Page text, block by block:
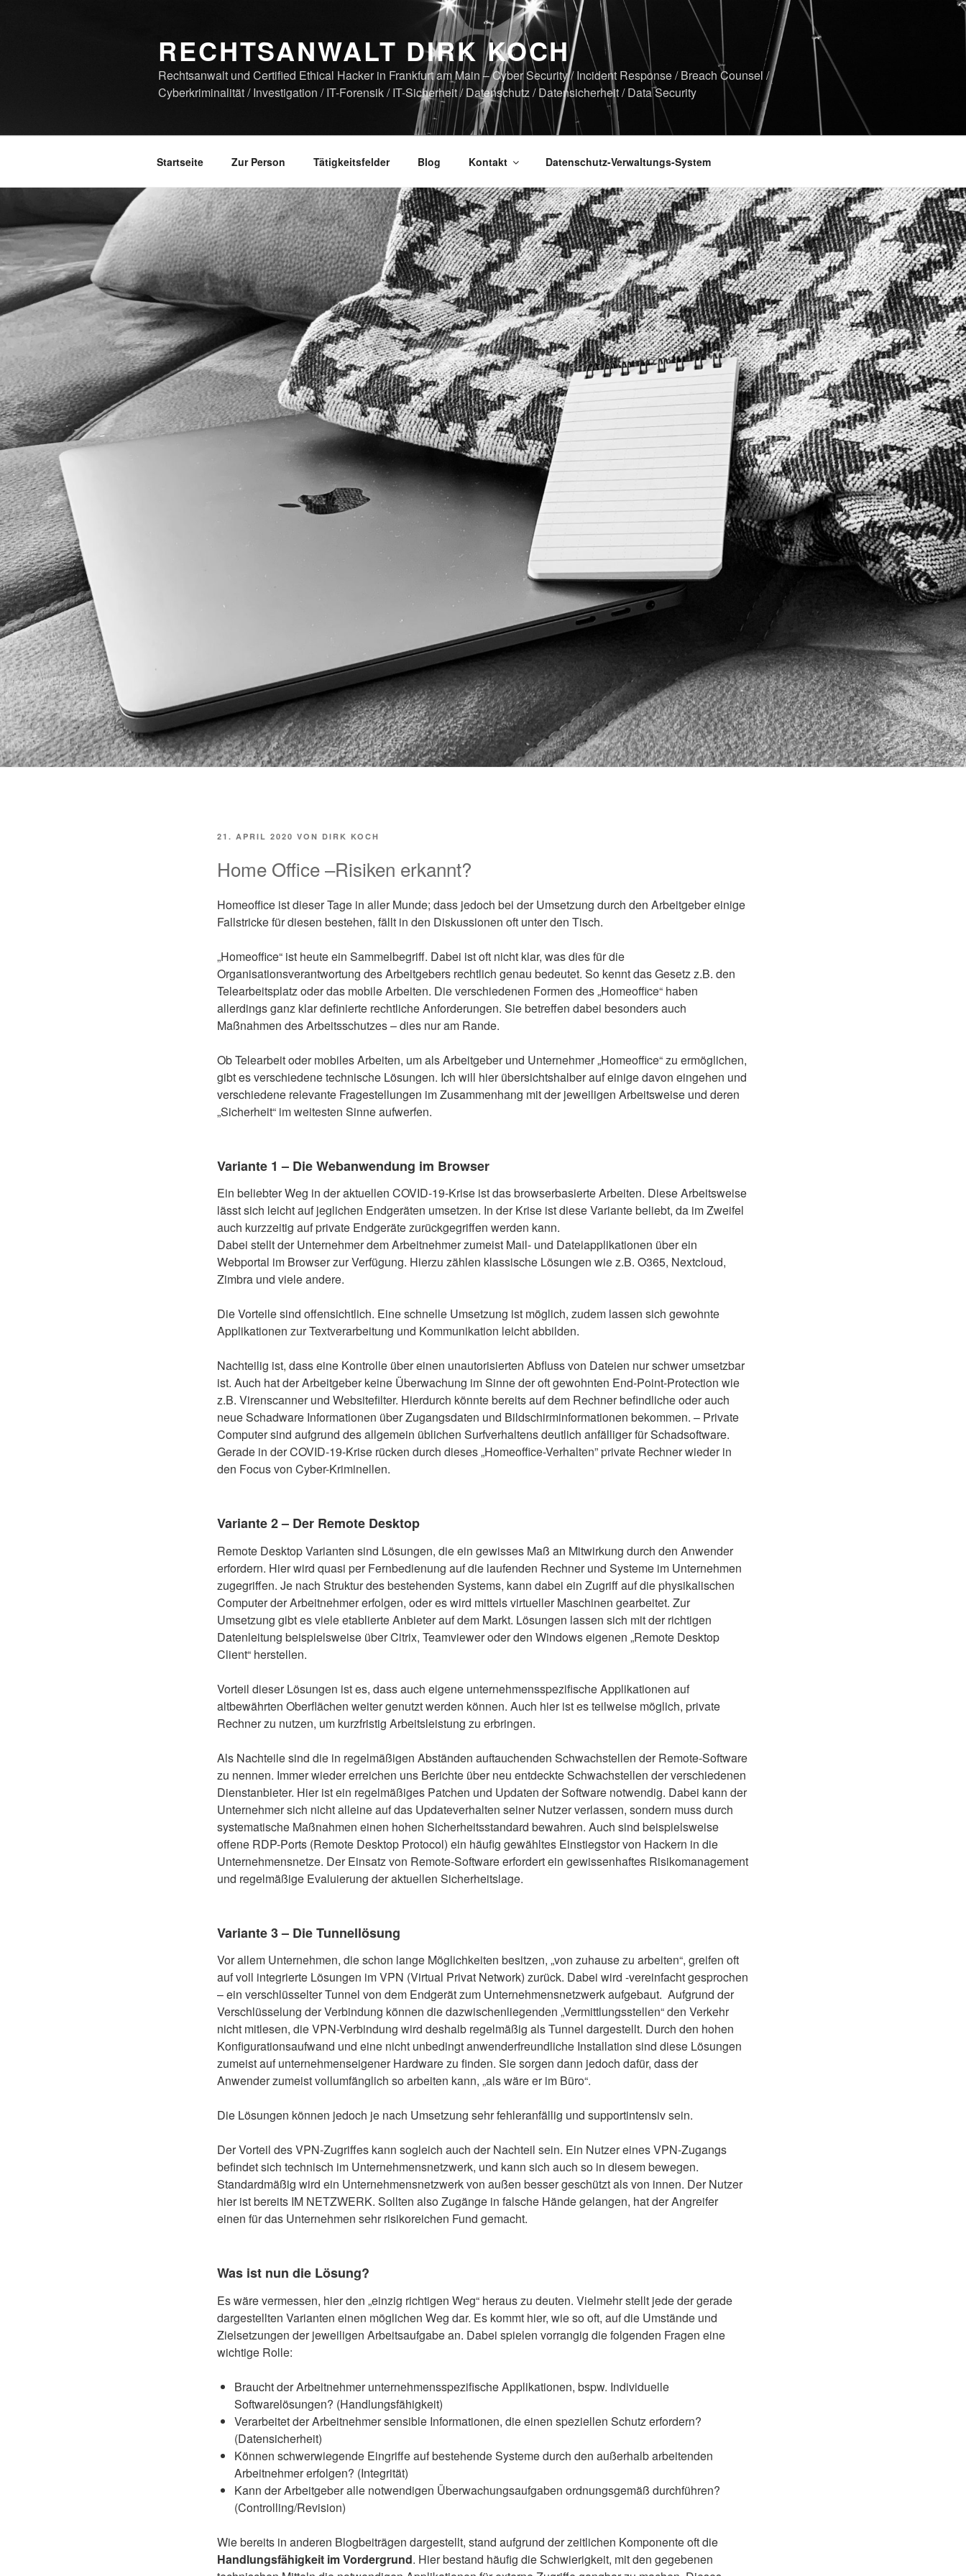
RECHTSANWALT DIRK KOCH
Rechtsanwalt und Certified Ethical Hacker in Frankfurt am Main – Cyber Security / Incident Response / Breach Counsel /
Cyberkriminalität / Investigation / IT-Forensik / IT-Sicherheit / Datenschutz / Datensicherheit / Data Security
Startseite Zur Person Tätigkeitsfelder Blog Kontakt Datenschutz-Verwaltungs-System
VERÖFFENTLICHT
21. APRIL 2020 VON DIRK KOCH
Home Office –Risiken erkannt?
Homeoffice ist dieser Tage in aller Munde; dass jedoch bei der Umsetzung durch den Arbeitgeber einige
Fallstricke für diesen bestehen, fällt in den Diskussionen oft unter den Tisch.
„Homeoffice“ ist heute ein Sammelbegriff. Dabei ist oft nicht klar, was dies für die
Organisationsverantwortung des Arbeitgebers rechtlich genau bedeutet. So kennt das Gesetz z.B. den
Telearbeitsplatz oder das mobile Arbeiten. Die verschiedenen Formen des „Homeoffice“ haben
allerdings ganz klar definierte rechtliche Anforderungen. Sie betreffen dabei besonders auch
Maßnahmen des Arbeitsschutzes – dies nur am Rande.
Ob Telearbeit oder mobiles Arbeiten, um als Arbeitgeber und Unternehmer „Homeoffice“ zu ermöglichen,
gibt es verschiedene technische Lösungen. Ich will hier übersichtshalber auf einige davon eingehen und
verschiedene relevante Fragestellungen im Zusammenhang mit der jeweiligen Arbeitsweise und deren
„Sicherheit“ im weitesten Sinne aufwerfen.
Variante 1 – Die Webanwendung im Browser
Ein beliebter Weg in der aktuellen COVID-19-Krise ist das browserbasierte Arbeiten. Diese Arbeitsweise
lässt sich leicht auf jeglichen Endgeräten umsetzen. In der Krise ist diese Variante beliebt, da im Zweifel
auch kurzzeitig auf private Endgeräte zurückgegriffen werden kann.
Dabei stellt der Unternehmer dem Arbeitnehmer zumeist Mail- und Dateiapplikationen über ein
Webportal im Browser zur Verfügung. Hierzu zählen klassische Lösungen wie z.B. O365, Nextcloud,
Zimbra und viele andere.
Die Vorteile sind offensichtlich. Eine schnelle Umsetzung ist möglich, zudem lassen sich gewohnte
Applikationen zur Textverarbeitung und Kommunikation leicht abbilden.
Nachteilig ist, dass eine Kontrolle über einen unautorisierten Abfluss von Dateien nur schwer umsetzbar
ist. Auch hat der Arbeitgeber keine Überwachung im Sinne der oft gewohnten End-Point-Protection wie
z.B. Virenscanner und Websitefilter. Hierdurch könnte bereits auf dem Rechner befindliche oder auch
neue Schadware Informationen über Zugangsdaten und Bildschirminformationen bekommen. – Private
Computer sind aufgrund des allgemein üblichen Surfverhaltens deutlich anfälliger für Schadsoftware.
Gerade in der COVID-19-Krise rücken durch dieses „Homeoffice-Verhalten” private Rechner wieder in
den Focus von Cyber-Kriminellen.
Variante 2 – Der Remote Desktop
Remote Desktop Varianten sind Lösungen, die ein gewisses Maß an Mitwirkung durch den Anwender
erfordern. Hier wird quasi per Fernbedienung auf die laufenden Rechner und Systeme im Unternehmen
zugegriffen. Je nach Struktur des bestehenden Systems, kann dabei ein Zugriff auf die physikalischen
Computer der Arbeitnehmer erfolgen, oder es wird mittels virtueller Maschinen gearbeitet. Zur
Umsetzung gibt es viele etablierte Anbieter auf dem Markt. Lösungen lassen sich mit der richtigen
Datenleitung beispielsweise über Citrix, Teamviewer oder den Windows eigenen „Remote Desktop
Client“ herstellen.
Vorteil dieser Lösungen ist es, dass auch eigene unternehmensspezifische Applikationen auf
altbewährten Oberflächen weiter genutzt werden können. Auch hier ist es teilweise möglich, private
Rechner zu nutzen, um kurzfristig Arbeitsleistung zu erbringen.
Als Nachteile sind die in regelmäßigen Abständen auftauchenden Schwachstellen der Remote-Software
zu nennen. Immer wieder erreichen uns Berichte über neu entdeckte Schwachstellen der verschiedenen
Dienstanbieter. Hier ist ein regelmäßiges Patchen und Updaten der Software notwendig. Dabei kann der
Unternehmer sich nicht alleine auf das Updateverhalten seiner Nutzer verlassen, sondern muss durch
systematische Maßnahmen einen hohen Sicherheitsstandard bewahren. Auch sind beispielsweise
offene RDP-Ports (Remote Desktop Protocol) ein häufig gewähltes Einstiegstor von Hackern in die
Unternehmensnetze. Der Einsatz von Remote-Software erfordert ein gewissenhaftes Risikomanagement
und regelmäßige Evaluierung der aktuellen Sicherheitslage.
Variante 3 – Die Tunnellösung
Vor allem Unternehmen, die schon lange Möglichkeiten besitzen, „von zuhause zu arbeiten“, greifen oft
auf voll integrierte Lösungen im VPN (Virtual Privat Network) zurück. Dabei wird -vereinfacht gesprochen
– ein verschlüsselter Tunnel von dem Endgerät zum Unternehmensnetzwerk aufgebaut. Aufgrund der
Verschlüsselung der Verbindung können die dazwischenliegenden „Vermittlungsstellen“ den Verkehr
nicht mitlesen, die VPN-Verbindung wird deshalb regelmäßig als Tunnel dargestellt. Durch den hohen
Konfigurationsaufwand und eine nicht unbedingt anwenderfreundliche Installation sind diese Lösungen
zumeist auf unternehmenseigener Hardware zu finden. Sie sorgen dann jedoch dafür, dass der
Anwender zumeist vollumfänglich so arbeiten kann, „als wäre er im Büro“.
Die Lösungen können jedoch je nach Umsetzung sehr fehleranfällig und supportintensiv sein.
Der Vorteil des VPN-Zugriffes kann sogleich auch der Nachteil sein. Ein Nutzer eines VPN-Zugangs
befindet sich technisch im Unternehmensnetzwerk, und kann sich auch so in diesem bewegen.
Standardmäßig wird ein Unternehmensnetzwerk von außen besser geschützt als von innen. Der Nutzer
hier ist bereits IM NETZWERK. Sollten also Zugänge in falsche Hände gelangen, hat der Angreifer
einen für das Unternehmen sehr risikoreichen Fund gemacht.
Was ist nun die Lösung?
Es wäre vermessen, hier den „einzig richtigen Weg“ heraus zu deuten. Vielmehr stellt jede der gerade
dargestellten Varianten einen möglichen Weg dar. Es kommt hier, wie so oft, auf die Umstände und
Zielsetzungen der jeweiligen Arbeitsaufgabe an. Dabei spielen vorrangig die folgenden Fragen eine
wichtige Rolle:
Braucht der Arbeitnehmer unternehmensspezifische Applikationen, bspw. Individuelle
Softwarelösungen? (Handlungsfähigkeit)
Verarbeitet der Arbeitnehmer sensible Informationen, die einen speziellen Schutz erfordern?
(Datensicherheit)
Können schwerwiegende Eingriffe auf bestehende Systeme durch den außerhalb arbeitenden
Arbeitnehmer erfolgen? (Integrität)
Kann der Arbeitgeber alle notwendigen Überwachungsaufgaben ordnungsgemäß durchführen?
(Controlling/Revision)
Wie bereits in anderen Blogbeiträgen dargestellt, stand aufgrund der zeitlichen Komponente oft die
Handlungsfähigkeit im Vordergrund. Hier bestand häufig die Schwierigkeit, mit den gegebenen